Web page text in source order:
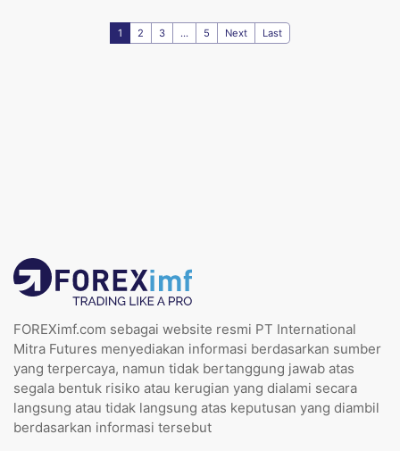
1 2 3 ... 5 Next Last
FOREXimf.com sebagai website resmi PT International
Mitra Futures menyediakan informasi berdasarkan sumber
yang terpercaya, namun tidak bertanggung jawab atas
segala bentuk risiko atau kerugian yang dialami secara
langsung atau tidak langsung atas keputusan yang diambil
berdasarkan informasi tersebut